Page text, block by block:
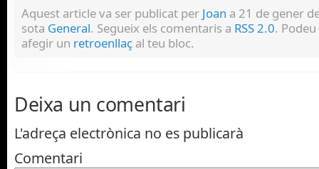
Aquest article va ser publicat per Joan a 21 de gener
sota General. Segueix els comentaris a RSS 2.0. Podeu
afegir un retroenllaç al teu bloc.
Deixa un comentari
L'adreça electrònica no es publicarà
Comentari